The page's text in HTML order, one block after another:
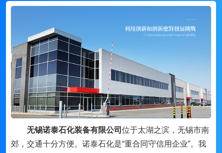
无锡诺泰石化装备有限公司 位于太湖之滨，无锡市南
郊，交通十分方便。诺泰石化是“重合同守信用企业”。我